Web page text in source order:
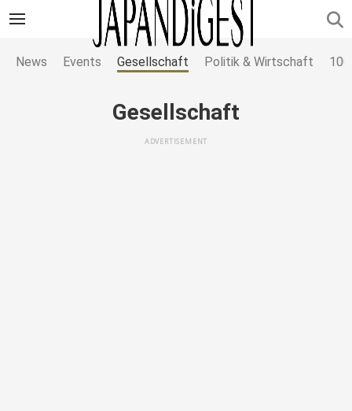
News Events Gesellschaft Politik & Wirtschaft
Gesellschaft
ADVERTISEMENT